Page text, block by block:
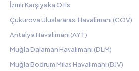
İzmir Karşıyaka Ofis
Çukurova Uluslararası Havalimanı (COV)
Antalya Havalimanı (AYT)
Muğla Dalaman Havalimanı (DLM)
Muğla Bodrum Milas Havalimanı (BJV)